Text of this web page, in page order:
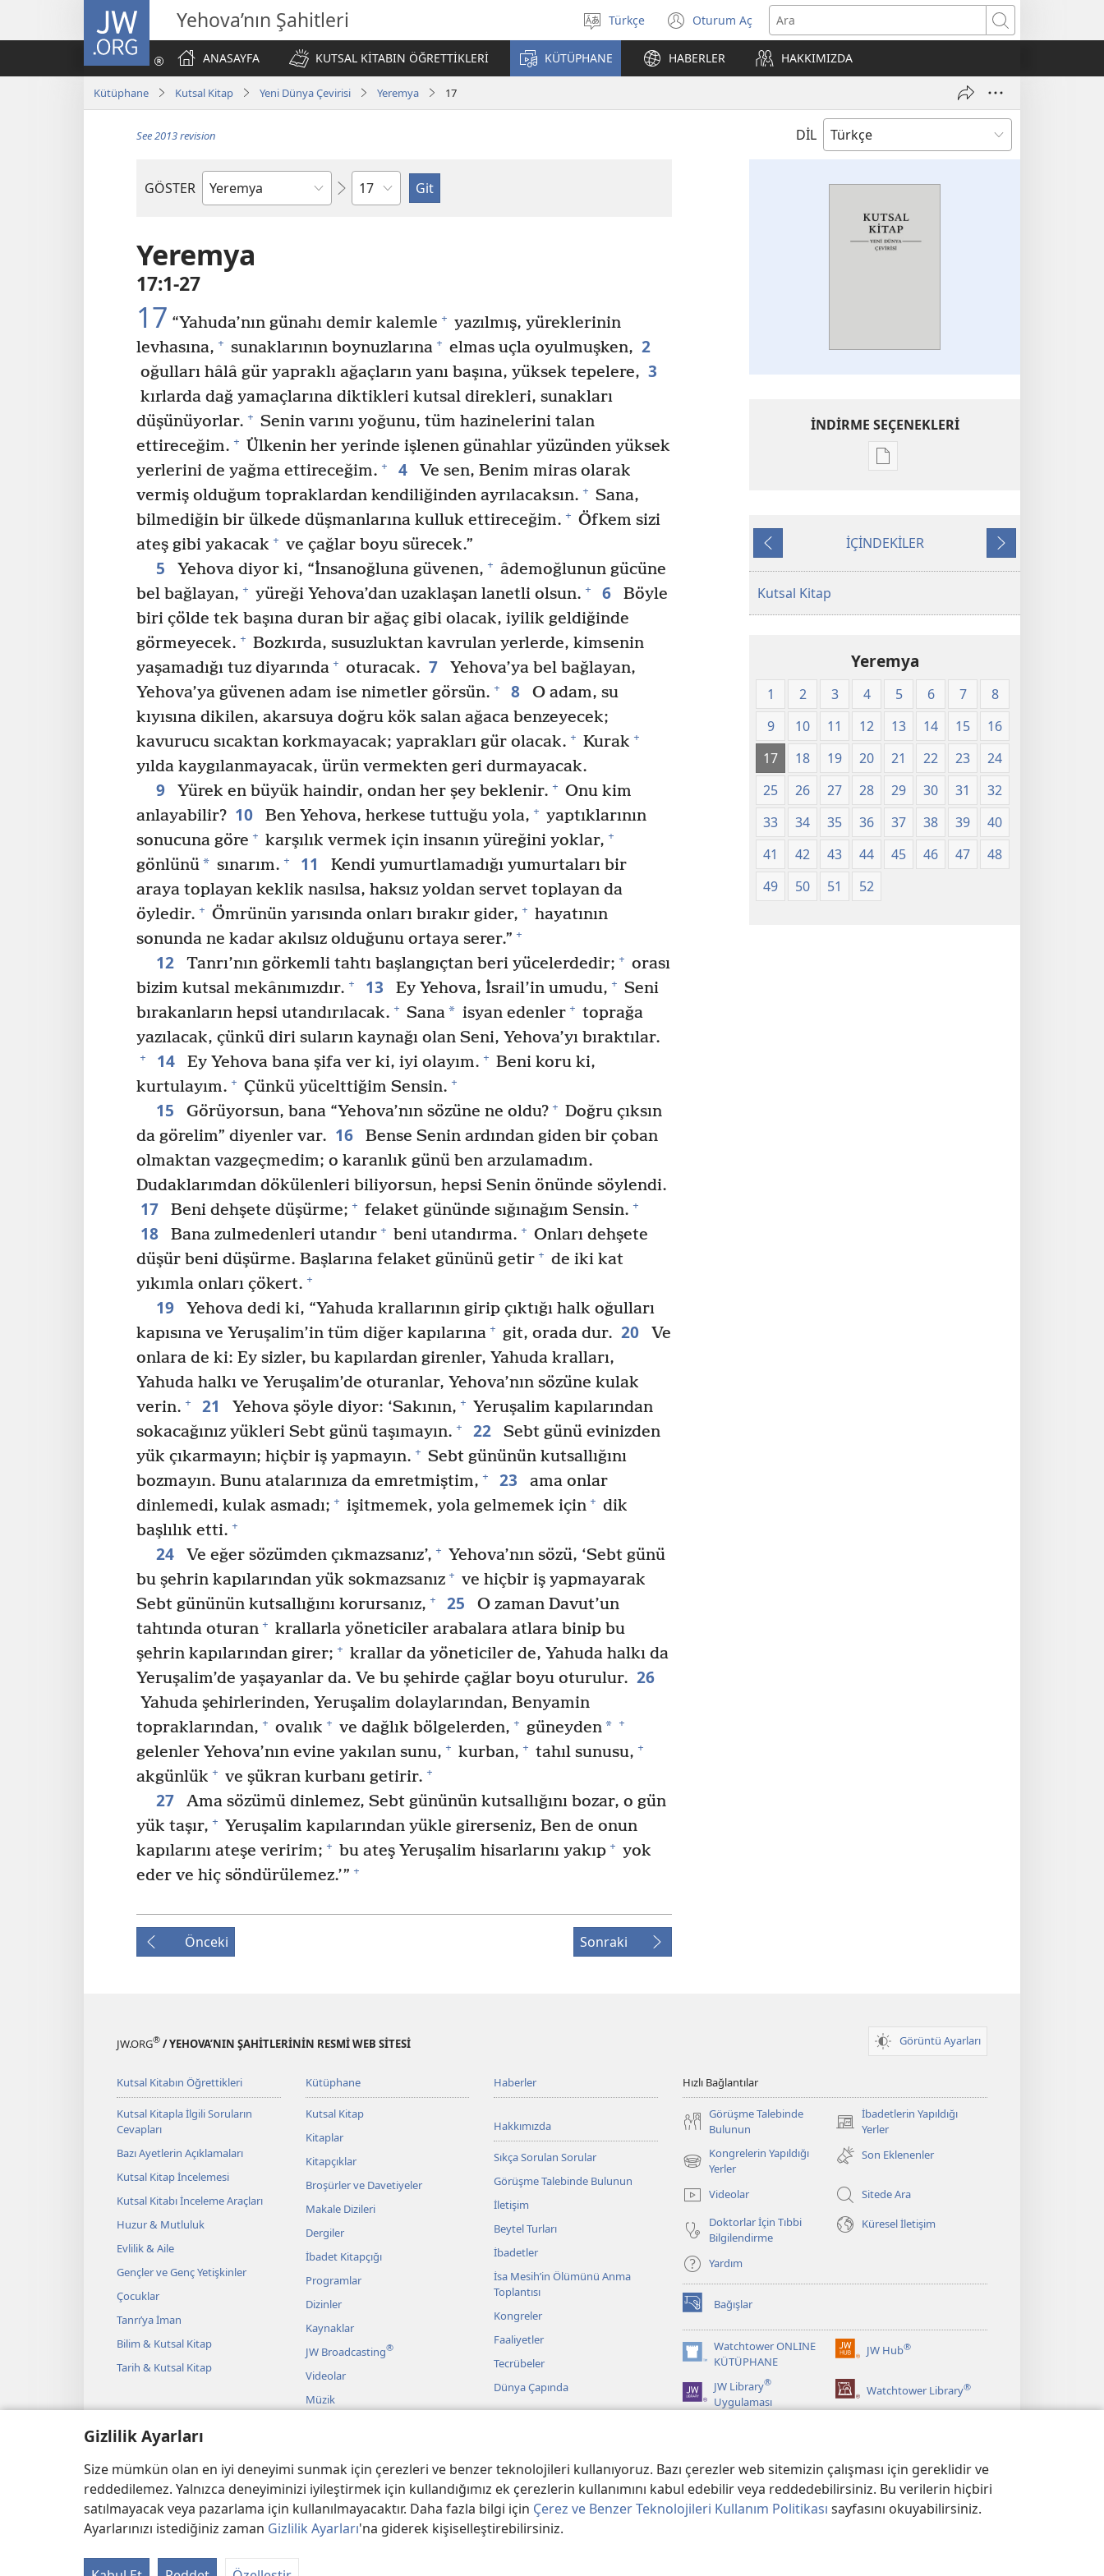
Gizlilik Ayarları
Size mümkün olan en iyi deneyimi sunmak için çerezleri ve benzer teknolojileri kullanıyoruz. Bazı çerezler web sitemizin çalışması için gereklidir ve
reddedilemez. Yalnızca deneyiminizi iyileştirmek için kullandığımız ek çerezlerin kullanımını kabul edebilir veya reddedebilirsiniz. Bu verilerin hiçbiri
satılmayacak veya pazarlama için kullanılmayacaktır. Daha fazla bilgi için Çerez ve Benzer Teknolojileri Kullanım Politikası sayfasını okuyabilirsiniz.
Ayarlarınızı istediğiniz zaman Gizlilik Ayarları'na giderek kişiselleştirebilirsiniz.
JW.ORG Yehova’nın Şahitleri
Dil
seçin
Türkçe Oturum Aç
(yeni
pencere
açar)
Ara
ANASAYFA
KUTSAL KİTABIN ÖĞRETTİKLERİ KÜTÜPHANE HABERLER HAKKIMIZDA
Kütüphane Kutsal Kitap Yeni Dünya Çevirisi Yeremya 17
DİL
See 2013 revision
GÖSTER
Kutsal
Bölüm
Yeremya
17:1-27
17 “Yahuda’nın günahı demir kalemle + yazılmış, yüreklerinin
levhasına, + sunaklarının boynuzlarına + elmas uçla oyulmuşken, 2
oğulları hâlâ gür yapraklı ağaçların yanı başına, yüksek tepelere, 3
kırlarda dağ yamaçlarına diktikleri kutsal direkleri, sunakları
düşünüyorlar. + Senin varını yoğunu, tüm hazinelerini talan
ettireceğim. + Ülkenin her yerinde işlenen günahlar yüzünden yüksek
yerlerini de yağma ettireceğim. + 4
Ve sen, Benim miras olarak
vermiş olduğum topraklardan kendiliğinden ayrılacaksın. + Sana,
bilmediğin bir ülkede düşmanlarına kulluk ettireceğim. + Öfkem sizi
ateş gibi yakacak + ve çağlar boyu sürecek.”
5 Yehova diyor ki, “İnsanoğluna güvenen, + âdemoğlunun gücüne
bel bağlayan, + yüreği Yehova’dan uzaklaşan lanetli olsun. + 6
Böyle
biri çölde tek başına duran bir ağaç gibi olacak, iyilik geldiğinde
görmeyecek. + Bozkırda, susuzluktan kavrulan yerlerde, kimsenin
yaşamadığı tuz diyarında + oturacak. 7
Yehova’ya bel bağlayan,
Yehova’ya güvenen adam ise nimetler görsün. + 8
O adam, su
kıyısına dikilen, akarsuya doğru kök salan ağaca benzeyecek;
kavurucu sıcaktan korkmayacak; yaprakları gür olacak. + Kurak +
yılda kaygılanmayacak, ürün vermekten geri durmayacak.
9 Yürek en büyük haindir, ondan her şey beklenir. + Onu kim
anlayabilir? 10 Ben Yehova, herkese tuttuğu yola, + yaptıklarının
sonucuna göre + karşılık vermek için insanın yüreğini yoklar, +
gönlünü* sınarım. + 11
Kendi yumurtlamadığı yumurtaları bir
araya toplayan keklik nasılsa, haksız yoldan servet toplayan da
öyledir. + Ömrünün yarısında onları bırakır gider, + hayatının
sonunda ne kadar akılsız olduğunu ortaya serer.” +
12 Tanrı’nın görkemli tahtı başlangıçtan beri yücelerdedir; + orası
bizim kutsal mekânımızdır. + 13 Ey Yehova, İsrail’in umudu, + Seni
bırakanların hepsi utandırılacak. + Sana* isyan edenler + toprağa
yazılacak, çünkü diri suların kaynağı olan Seni, Yehova’yı bıraktılar.
+ 14 Ey Yehova bana şifa ver ki, iyi olayım. + Beni koru ki,
kurtulayım. + Çünkü yücelttiğim Sensin. +
15 Görüyorsun, bana “Yehova’nın sözüne ne oldu? + Doğru çıksın
da görelim” diyenler var. 16
Bense Senin ardından giden bir çoban
olmaktan vazgeçmedim; o karanlık günü ben arzulamadım.
Dudaklarımdan dökülenleri biliyorsun, hepsi Senin önünde söylendi.
17 Beni dehşete düşürme; + felaket gününde sığınağım Sensin. +
18 Bana zulmedenleri utandır + beni utandırma. + Onları dehşete
düşür beni düşürme. Başlarına felaket gününü getir + de iki kat
yıkımla onları çökert. +
19
Yehova dedi ki, “Yahuda krallarının girip çıktığı halk oğulları
kapısına ve Yeruşalim’in tüm diğer kapılarına + git, orada dur. 20
Ve
onlara de ki: Ey sizler, bu kapılardan girenler, Yahuda kralları,
Yahuda halkı ve Yeruşalim’de oturanlar, Yehova’nın sözüne kulak
verin. + 21 Yehova şöyle diyor: ‘Sakının, + Yeruşalim kapılarından
sokacağınız yükleri Sebt günü taşımayın. + 22
Sebt günü evinizden
yük çıkarmayın; hiçbir iş yapmayın. + Sebt gününün kutsallığını
bozmayın. Bunu atalarınıza da emretmiştim, + 23
ama onlar
dinlemedi, kulak asmadı; + işitmemek, yola gelmemek için + dik
başlılık etti. +
24 Ve eğer sözümden çıkmazsanız’, + Yehova’nın sözü, ‘Sebt günü
bu şehrin kapılarından yük sokmazsanız + ve hiçbir iş yapmayarak
Sebt gününün kutsallığını korursanız, + 25
O zaman Davut’un
tahtında oturan + krallarla yöneticiler arabalara atlara binip bu
şehrin kapılarından girer; + krallar da yöneticiler de, Yahuda halkı da
Yeruşalim’de yaşayanlar da. Ve bu şehirde çağlar boyu oturulur. 26
Yahuda şehirlerinden, Yeruşalim dolaylarından, Benyamin
topraklarından, + ovalık + ve dağlık bölgelerden, + güneyden* +
gelenler Yehova’nın evine yakılan sunu, + kurban, + tahıl sunusu, +
akgünlük + ve şükran kurbanı getirir. +
27
Ama sözümü dinlemez, Sebt gününün kutsallığını bozar, o gün
yük taşır, + Yeruşalim kapılarından yükle girerseniz, Ben de onun
kapılarını ateşe veririm; + bu ateş Yeruşalim hisarlarını yakıp + yok
eder ve hiç söndürülemez.’” +
Önceki Sonraki
İNDİRME SEÇENEKLERİ
Dijital
Kutsal
Önceki
İÇİNDEKİLER
Sonraki
Kutsal Kitap
Yeremya
1 2 3 4 5 6 7
8
9
10 11 12 13 14 15
16
17
18 19 20 21 22 23
24
25
26 27 28 29 30 31
32
33
34 35 36 37 38 39
40
41
42 43 44 45 46 47
48
49
50 51 52
JW.ORG® / YEHOVA’NIN ŞAHİTLERİNİN RESMİ WEB SİTESİ Görüntü Ayarları
Kutsal Kitabın Öğrettikleri
Kutsal Kitapla İlgili Soruların
Cevapları
Bazı Ayetlerin Açıklamaları
Kutsal Kitap İncelemesi
Kutsal Kitabı İnceleme Araçları
Huzur & Mutluluk
Evlilik & Aile
Gençler ve Genç Yetişkinler
Çocuklar
Tanrı’ya İman
Bilim & Kutsal Kitap
Tarih & Kutsal Kitap
Kütüphane
Kutsal Kitap
Kitaplar
Kitapçıklar
Broşürler ve Davetiyeler
Makale Dizileri
Dergiler
İbadet Kitapçığı
Programlar
Dizinler
Kaynaklar
JW Broadcasting®
Videolar
Müzik
Okumalar
Haberler
Hakkımızda
Sıkça Sorulan Sorular
Görüşme Talebinde Bulunun
İletişim
Beytel Turları
İbadetler
İsa Mesih’in Ölümünü Anma
Toplantısı
Kongreler
Faaliyetler
Tecrübeler
Dünya Çapında
Hızlı Bağlantılar
Görüşme Talebinde
Bulunun
İbadetlerin Yapıldığı
Yerler
(yeni
pencere
açar)
Kongrelerin Yapıldığı
Yerler
(yeni
açar)
Son Eklenenler
Videolar
Sitede Ara
Doktorlar İçin Tıbbi
Bilgilendirme
Küresel İletişim
Yardım
Bağışlar
(yeni
pencere
açar)
Watchtower ONLINE
KÜTÜPHANE
(yeni
açar)
JW Hub®
(yeni
açar)
JW Library®
Uygulaması
Watchtower Library®
Copyright© 2026 Watch Tower Bible and Tract Society of PA. KULLANIM ŞARTLARI